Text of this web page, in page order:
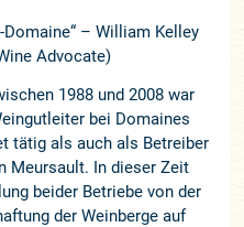
Domaine“ – William Kelley
Advocate)
1988 und 2008 war
bei Domaines
tätig als auch als Betreiber
Meursault. In dieser Zeit
beider Betriebe von der
der Weinberge auf